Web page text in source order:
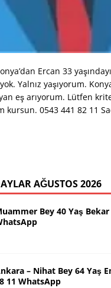
Ercan 33
Yalnız yaşıyorum.
eş arıyorum. Lütfen
kursun. 0543 441 82 11
AĞUSTOS 2026
Bey 40 Yaş Bekar
– Nihat Bey 64 Yaş
11 WhatsApp